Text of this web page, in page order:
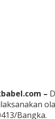
r
m
–
Bangka.